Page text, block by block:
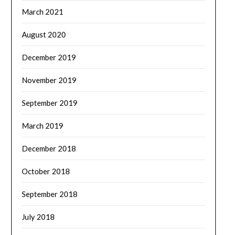
March 2021
August 2020
December 2019
November 2019
September 2019
March 2019
December 2018
October 2018
September 2018
July 2018